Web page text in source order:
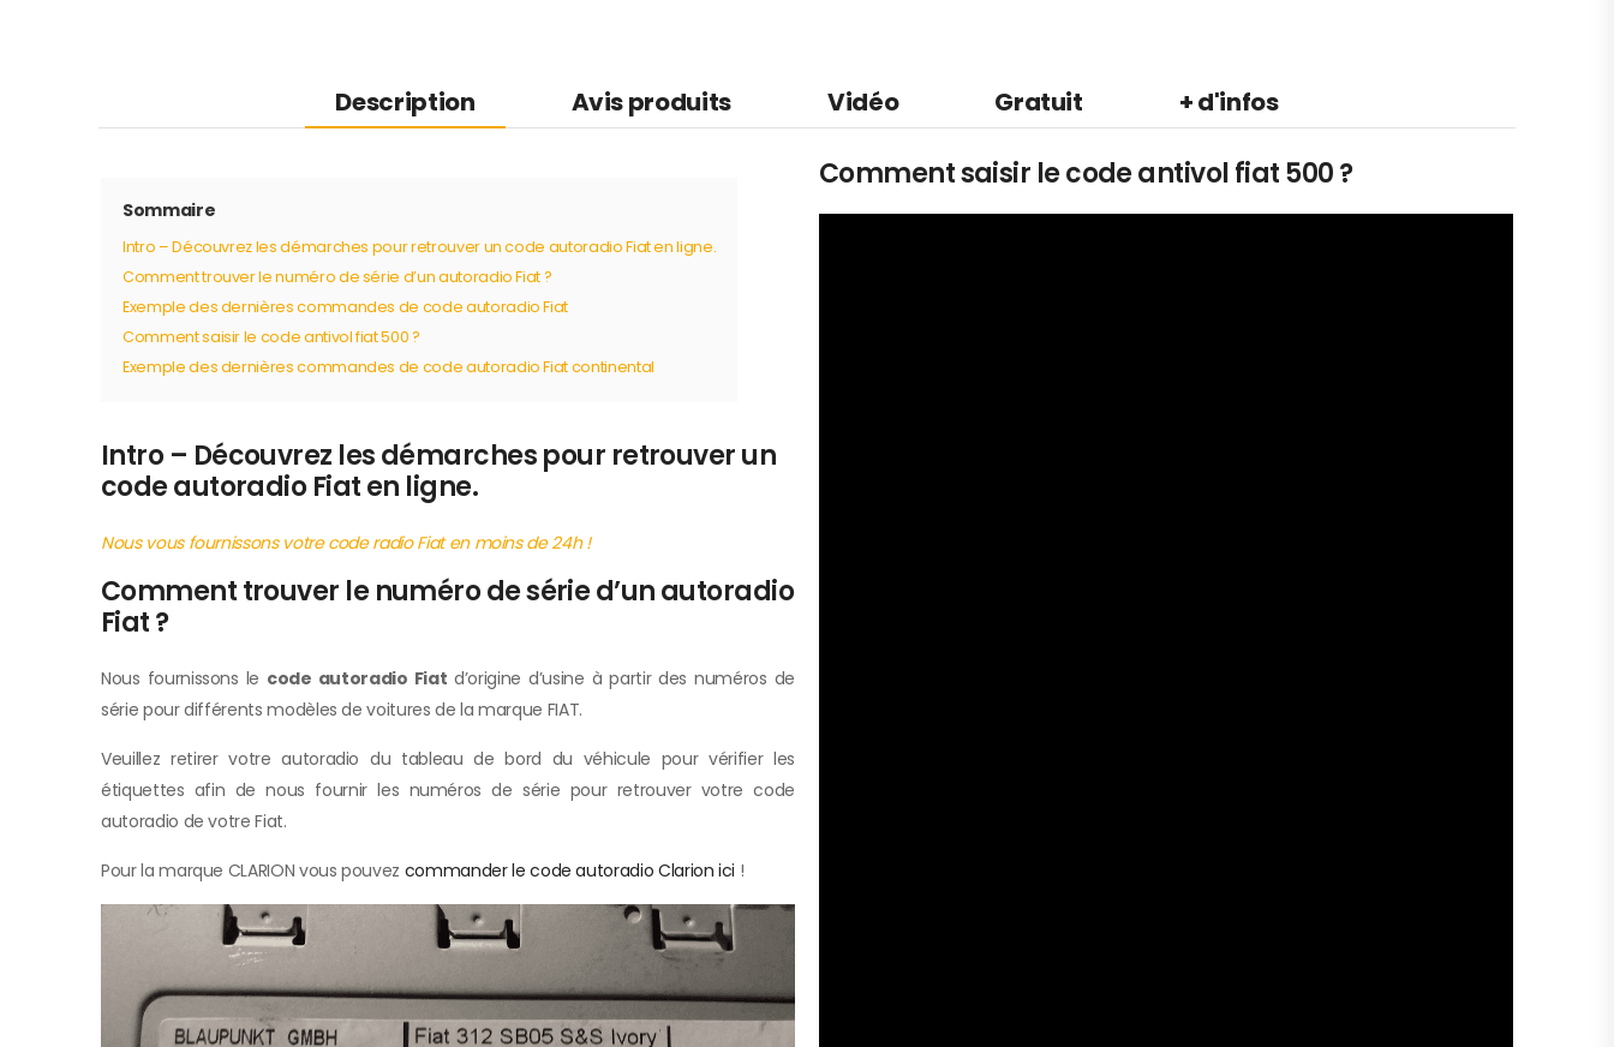
Description Avis produits Vidéo Gratuit + d'infos
Sommaire
Intro – Découvrez les démarches pour retrouver un code autoradio Fiat en ligne.
Comment trouver le numéro de série d’un autoradio Fiat ?
Exemple des dernières commandes de code autoradio Fiat
Comment saisir le code antivol fiat 500 ?
Exemple des dernières commandes de code autoradio Fiat continental
Intro – Découvrez les démarches pour retrouver un
code autoradio Fiat en ligne.
Nous vous fournissons votre code radio Fiat en moins de 24h !
Comment trouver le numéro de série d’un autoradio
Fiat ?
Nous fournissons le code autoradio Fiat d’origine d’usine à partir des numéros de
série pour différents modèles de voitures de la marque FIAT.
Veuillez retirer votre autoradio du tableau de bord du véhicule pour vérifier les
étiquettes afin de nous fournir les numéros de série pour retrouver votre code
autoradio de votre Fiat.
Pour la marque CLARION vous pouvez commander le code autoradio Clarion ici !
Comment saisir le code antivol fiat 500 ?